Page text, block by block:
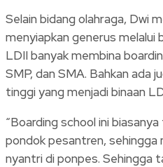
Selain bidang olahraga, Dwi
menyiapkan generus melalui
LDII banyak membina
SMP, dan SMA. Bahkan ada
tinggi yang menjadi binaan
“Boarding school ini
pondok pesantren, sehingga
nyantri di ponpes. Sehingga